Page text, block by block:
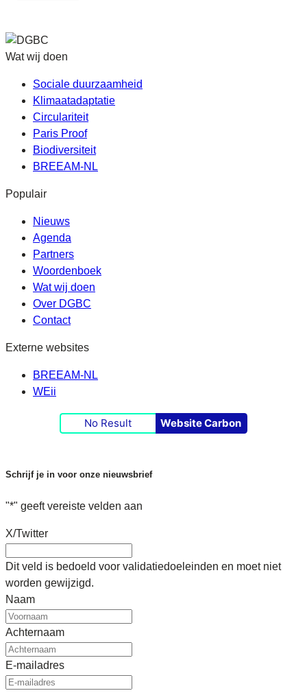
Wat wij doen
Sociale duurzaamheid
Klimaatadaptatie
Circulariteit
Paris Proof
Biodiversiteit
BREEAM-NL
Populair
Nieuws
Agenda
Partners
Woordenboek
Wat wij doen
Over DGBC
Contact
Externe websites
BREEAM-NL
WEii
No Result Website Carbon
Schrijf je in voor onze nieuwsbrief
"*" geeft vereiste velden aan
X/Twitter
Dit veld is bedoeld voor validatiedoeleinden en moet niet
worden gewijzigd.
Naam
Achternaam
E-mailadres